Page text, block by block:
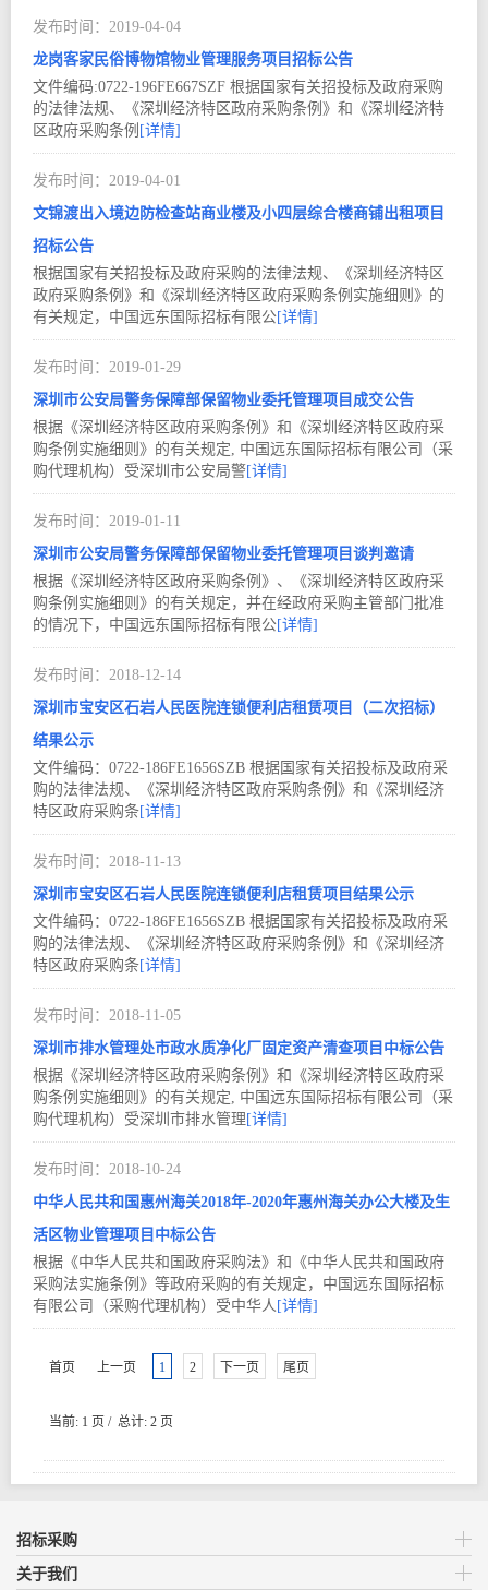
04
2019-04
龙岗客家民俗博物馆物业管理服务项目招标公告
文件编码:0722-196FE667SZF 根据国家有关招投标及政府采购
的法律法规、《深圳经济特区政府采购条例》和《深圳经济特
区政府采购条例 [详情]
01
2019-04
文锦渡出入境边防检查站商业楼及小四层综合楼商铺出租项目
招标公告
根据国家有关招投标及政府采购的法律法规、《深圳经济特区
政府采购条例》和《深圳经济特区政府采购条例实施细则》的
有关规定，中国远东国际招标有限公[详情]
29
2019-01
深圳市公安局警务保障部保留物业委托管理项目成交公告
根据《深圳经济特区政府采购条例》和《深圳经济特区政府采
购条例实施细则》的有关规定, 中国远东国际招标有限公司（采
购代理机构）受深圳市公安局警[详情]
11
2019-01
深圳市公安局警务保障部保留物业委托管理项目谈判邀请
根据《深圳经济特区政府采购条例》、《深圳经济特区政府采
购条例实施细则》的有关规定，并在经政府采购主管部门批准
的情况下，中国远东国际招标有限公[详情]
14
2018-12
深圳市宝安区石岩人民医院连锁便利店租赁项目（二次招标）
结果公示
文件编码：0722-186FE1656SZB 根据国家有关招投标及政府采
购的法律法规、《深圳经济特区政府采购条例》和《深圳经济
特区政府采购条[详情]
13
2018-11
深圳市宝安区石岩人民医院连锁便利店租赁项目结果公示
文件编码：0722-186FE1656SZB 根据国家有关招投标及政府采
购的法律法规、《深圳经济特区政府采购条例》和《深圳经济
特区政府采购条[详情]
05
2018-11
深圳市排水管理处市政水质净化厂固定资产清查项目中标公告
根据《深圳经济特区政府采购条例》和《深圳经济特区政府采
购条例实施细则》的有关规定, 中国远东国际招标有限公司（采
购代理机构）受深圳市排水管理 [详情]
24
2018-10
中华人民共和国惠州海关2018年-2020年惠州海关办公大楼及生
活区物业管理项目中标公告
根据《中华人民共和国政府采购法》和《中华人民共和国政府
采购法实施条例》等政府采购的有关规定，中国远东国际招标
有限公司（采购代理机构）受中华人 [详情]
首页 上一页 1 2 下一页 尾页
当前: 1 页 / 总计: 2 页
招标采购
关于我们